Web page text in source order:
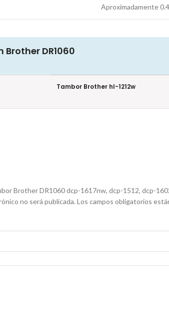
Aproximadamente
DR1060
Tambor Brother hl-1212w
Brother DR1060 dcp-1617nw, dcp-1512, dcp-
no será publicada. Los campos obligatorios